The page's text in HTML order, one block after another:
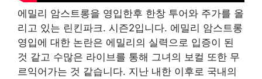
에밀리 암스트롱을 영입한후 한창 투어와 주가를 올
리고 있는 린킨파크. 시즌2입니다. 에밀리 암스트롱
영입에 대한 논란은 에밀리의 실력으로 입증이 된
것 같고 수많은 라이브를 통해 그녀의 보컬 또한 무
르익어가는 것 같습니다. 지난 내한 이후로 국내의